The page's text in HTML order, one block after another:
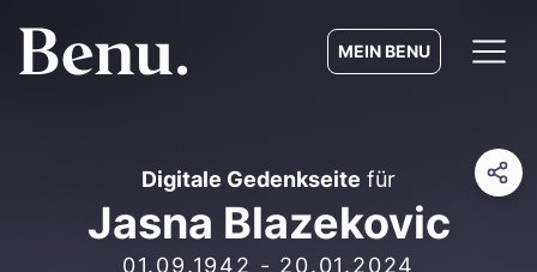
MEIN BENU
Digitale Gedenkseite für
Jasna Blazekovic
01.09.1942 - 20.01.2024